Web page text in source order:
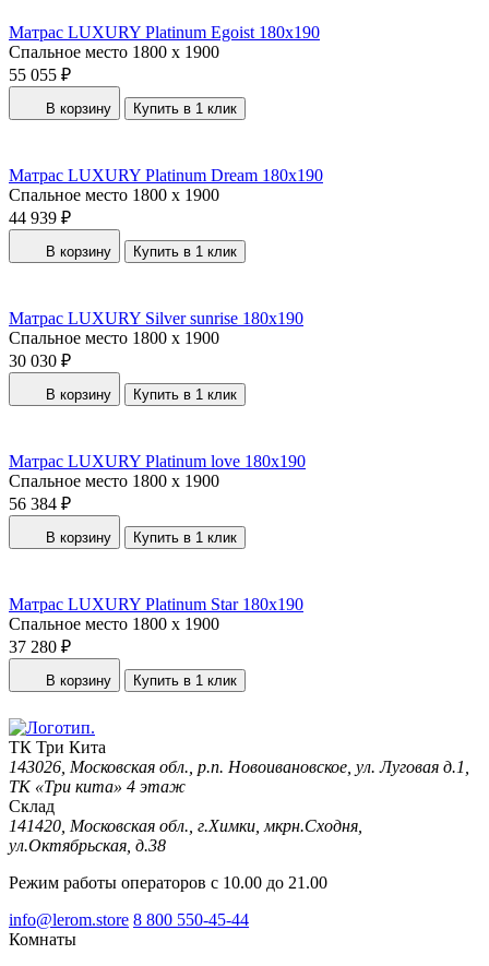
Матрас LUXURY Platinum Egoist 180x190
Спальное место 1800 x 1900
55 055 ₽
В корзину Купить в 1 клик
Матрас LUXURY Platinum Dream 180x190
Спальное место 1800 x 1900
44 939 ₽
В корзину Купить в 1 клик
Матрас LUXURY Silver sunrise 180x190
Спальное место 1800 x 1900
30 030 ₽
В корзину Купить в 1 клик
Матрас LUXURY Platinum love 180x190
Спальное место 1800 x 1900
56 384 ₽
В корзину Купить в 1 клик
Матрас LUXURY Platinum Star 180x190
Спальное место 1800 x 1900
37 280 ₽
В корзину Купить в 1 клик
ТК Три Кита
143026, Московская обл., р.п. Новоивановское, ул. Луговая д.1,
ТК «Три кита» 4 этаж
Склад
141420, Московская обл., г.Химки, мкрн.Сходня,
ул.Октябрьская, д.38
Режим работы операторов с 10.00 до 21.00
info@lerom.store 8 800 550-45-44
Комнаты